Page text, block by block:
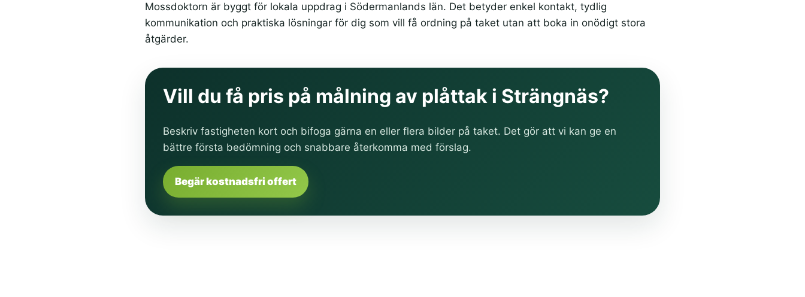
Mossdoktorn är byggt för lokala uppdrag i Södermanlands län. Det betyder enkel kontakt, tydlig
kommunikation och praktiska lösningar för dig som vill få ordning på taket utan att boka in onödigt stora
åtgärder.
Vill du få pris på målning av plåttak i Strängnäs?
Beskriv fastigheten kort och bifoga gärna en eller flera bilder på taket. Det gör att vi kan ge en
bättre första bedömning och snabbare återkomma med förslag.
Begär kostnadsfri offert